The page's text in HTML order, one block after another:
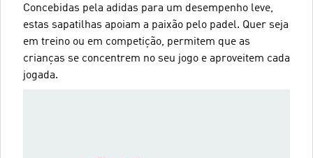
Concebidas pela adidas para um desempenho leve,
estas sapatilhas apoiam a paixão pelo padel. Quer seja
em treino ou em competição, permitem que as
crianças se concentrem no seu jogo e aproveitem cada
jogada.